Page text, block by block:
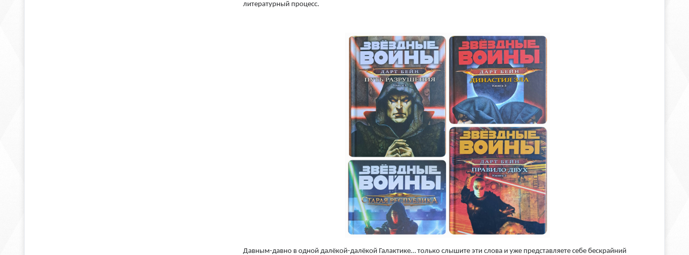
литературный процесс.
Давным-давно в одной далёкой-далёкой Галактике… только слышите эти слова и уже представляете себе бескрайний